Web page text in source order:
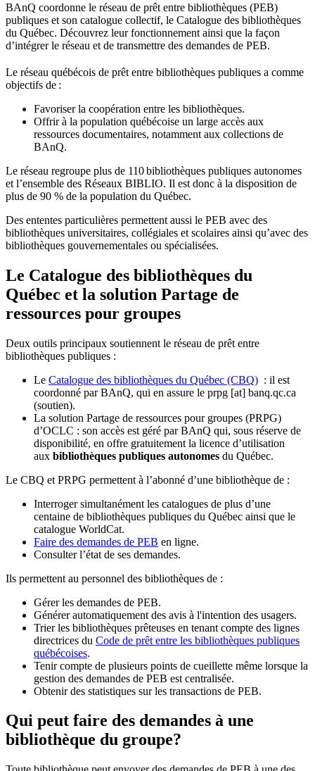
BAnQ coordonne le réseau de prêt entre bibliothèques (PEB)
publiques et son catalogue collectif, le Catalogue des bibliothèques
du Québec. Découvrez leur fonctionnement ainsi que la façon
d’intégrer le réseau et de transmettre des demandes de PEB.
Le réseau québécois de prêt entre bibliothèques publiques a comme
objectifs de :
Favoriser la coopération entre les bibliothèques.
Offrir à la population québécoise un large accès aux
ressources documentaires, notamment aux collections de
BAnQ.
Le réseau regroupe plus de 110bibliothèques publiques autonomes
et l’ensemble des Réseaux BIBLIO. Il est donc à la disposition de
plus de 90 % de la population du Québec.
Des ententes particulières permettent aussi le PEB avec des
bibliothèques universitaires, collégiales et scolaires ainsi qu’avec des
bibliothèques gouvernementales ou spécialisées.
Le Catalogue des bibliothèques du
Québec et la solution Partage de
ressources pour groupes
Deux outils principaux soutiennent le réseau de prêt entre
bibliothèques publiques :
Le Catalogue des bibliothèques du Québec (CBQ) : il est
coordonné par BAnQ, qui en assure le prpg [at] banq.qc.ca
(soutien).
La solution Partage de ressources pour groupes (PRPG)
d’OCLC : son accès est géré par BAnQ qui, sous réserve de
disponibilité, en offre gratuitement la licence d’utilisation
aux bibliothèques publiques autonomes du Québec.
Le CBQ et PRPG permettent à l’abonné d’une bibliothèque de :
Interroger simultanément les catalogues de plus d’une
centaine de bibliothèques publiques du Québec ainsi que le
catalogue WorldCat.
Faire des demandes de PEB en ligne.
Consulter l’état de ses demandes.
Ils permettent au personnel des bibliothèques de :
Gérer les demandes de PEB.
Générer automatiquement des avis à l'intention des usagers.
Trier les bibliothèques prêteuses en tenant compte des lignes
directrices du Code de prêt entre les bibliothèques publiques
québécoises.
Tenir compte de plusieurs points de cueillette même lorsque la
gestion des demandes de PEB est centralisée.
Obtenir des statistiques sur les transactions de PEB.
Qui peut faire des demandes à une
bibliothèque du groupe?